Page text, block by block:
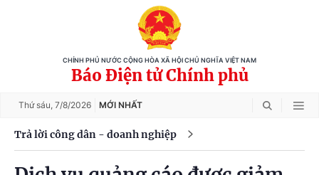
CHÍNH PHỦ NƯỚC CỘNG HÒA XÃ HỘI CHỦ NGHĨA VIỆT NAM
Báo Điện tử Chính phủ
Thứ sáu, 7/8/2026 MỚI NHẤT
Trả lời công dân - doanh nghiệp